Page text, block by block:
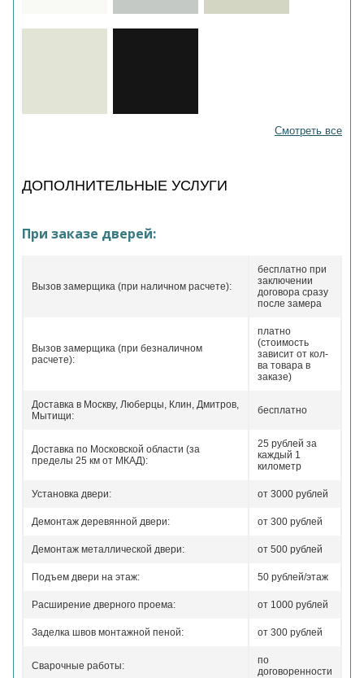
Смотреть все
ДОПОЛНИТЕЛЬНЫЕ УСЛУГИ
При заказе дверей:
Вызов замерщика (при наличном расчете):
бесплатно при
заключении
договора сразу
после замера
Вызов замерщика (при безналичном
расчете):
платно
(стоимость
зависит от кол-
ва товара в
заказе)
Доставка в Москву, Люберцы, Клин, Дмитров,
Мытищи:
бесплатно
Доставка по Московской области (за
пределы 25 км от МКАД):
25 рублей за
каждый 1
километр
Установка двери: от 3000 рублей
Демонтаж деревянной двери: от 300 рублей
Демонтаж металлической двери: от 500 рублей
Подъем двери на этаж: 50 рублей/этаж
Расширение дверного проема: от 1000 рублей
Заделка швов монтажной пеной: от 300 рублей
Сварочные работы:
по
договоренности